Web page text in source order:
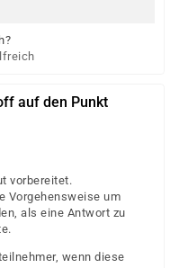
auf den Punkt
vorbereitet.
Vorgehensweise um
als eine Antwort zu
wenn diese